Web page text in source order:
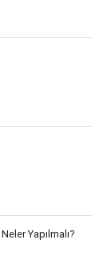
Yapılmalı?